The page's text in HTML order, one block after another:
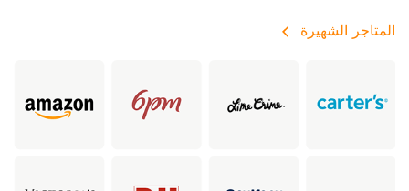
المتاجر الشهيرة